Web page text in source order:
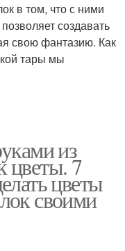
в том, что с ними
создавать
свою фантазию. Как
тары мы
из
цветы. 7
цветы
своими